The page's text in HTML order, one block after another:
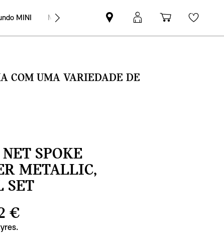
MINI MINI Empresas
Pesquisar
parceiro
Iniciar
sessão
Carrinho
de
COM UMA VARIEDADE DE
SPOKE
METALLIC,
SET
€